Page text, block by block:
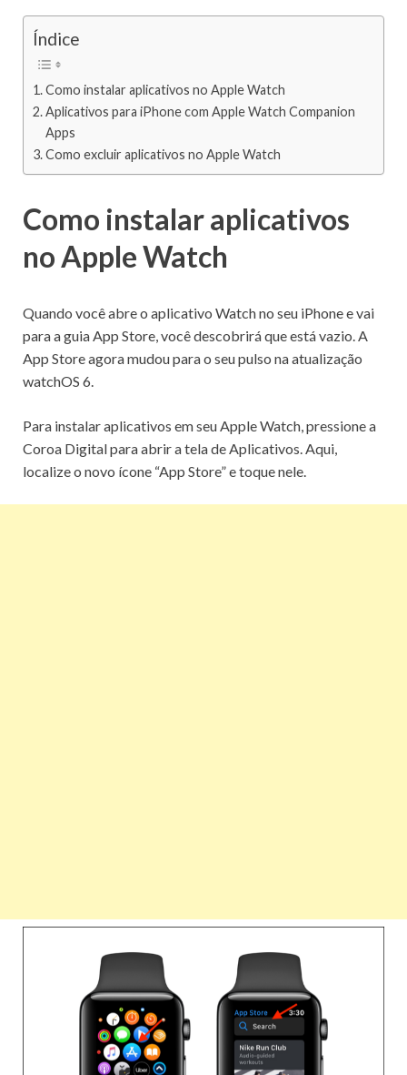
Índice
Como instalar aplicativos no Apple Watch
Aplicativos para iPhone com Apple Watch Companion
Apps
Como excluir aplicativos no Apple Watch
Como instalar aplicativos
no Apple Watch
Quando você abre o aplicativo Watch no seu iPhone e vai
para a guia App Store, você descobrirá que está vazio.A
App Store agora mudou para o seu pulso na atualização
watchOS 6.
Para instalar aplicativos em seu Apple Watch, pressione a
Coroa Digital para abrir a tela de Aplicativos.Aqui,
localize o novo ícone “App Store” e toque nele.